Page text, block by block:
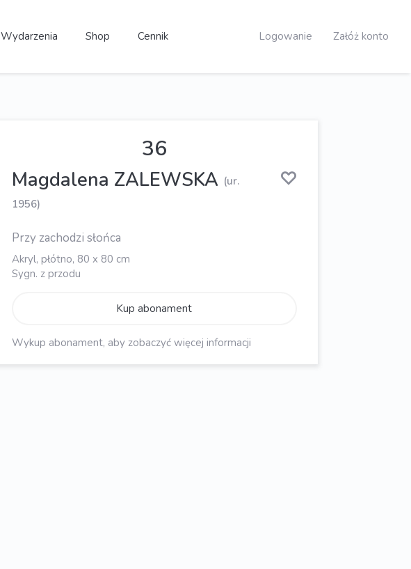
Wydarzenia Shop Cennik Logowanie Załóż konto
36
Magdalena ZALEWSKA (ur.
1956)
Przy zachodzi słońca
Akryl, płótno, 80 x 80 cm
Sygn. z przodu
Kup abonament
Wykup abonament, aby zobaczyć więcej informacji